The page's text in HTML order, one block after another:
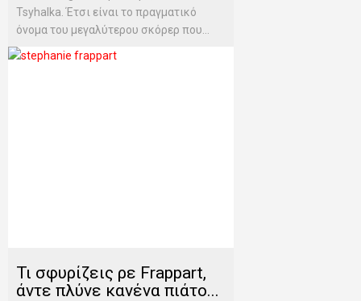
Tsyhalka. Έτσι είναι το πραγματικό
όνομα του μεγαλύτερου σκόρερ που...
Τι σφυρίζεις ρε Frappart,
άντε πλύνε κανένα πιάτο...